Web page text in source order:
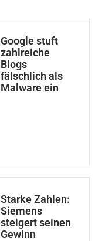
Google stuft
zahlreiche
Blogs
fälschlich als
Malware ein
Starke Zahlen:
Siemens
steigert seinen
Gewinn